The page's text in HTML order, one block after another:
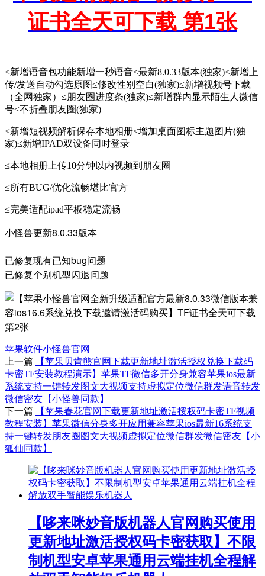
≤新增语音包功能新增一秒语音≤最新8.0.33版本(独家)≤新增上
传/发送自动勾选原图≤修改性别空白(独家)≤新增视频号下载
（全网独家）≤朋友圈进度条(独家)≤新增群内显示陌生人微信
号≤不折叠朋友圈(独家)
≤新增短视频解析保存本地相册≤增加桌面图标主题图片(独
家)≤新增IPAD双设备同时登录
≤本地相册上传10分钟以内视频到朋友圈
≤所有BUG/优化流畅堪比官方
≤完美适配ipad平板稳定流畅
小怪兽更新8.0.33版本
已修复现有已知bug问题
已修复个别机型闪退问题
苹果软件小怪兽官网
上一篇
【苹果贝肯熊官网下载更新地址激活授权兑换下载码
卡密TF安装教程演示】苹果TF微信多开分身兼容苹果ios最新
系统支持一键转发图文大视频支持虚拟定位微信群发语音转发
微信密友【小怪兽同款】
下一篇
【苹果春花官网下载更新地址激活授权码卡密TF视频
教程安装】苹果微信分身多开应用兼容苹果ios最新16系统支
持一键转发朋友圈图文大视频虚拟定位微信群发微信密友【小
狐仙同款】
【哆来咪妙音版机器人官网购买使用
更新地址激活授权码卡密获取】不限
制机型安卓苹果通用云端挂机全程解